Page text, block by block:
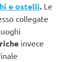
e ostelli. Le
collegate
invece